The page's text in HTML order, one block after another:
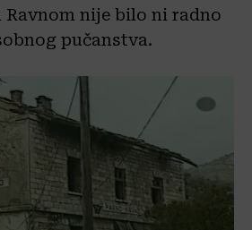
Ravnom nije bilo ni radno
pučanstva.